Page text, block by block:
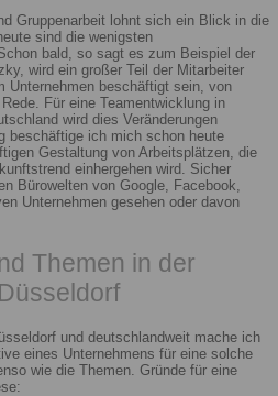
Gruppenarbeit lohnt sich ein Blick in die
sind die wenigsten
bald, so sagt es zum Beispiel der
wird ein großer Teil der Mitarbeiter
Unternehmen beschäftigt sein, von
Für eine Teamentwicklung in
wird dies Veränderungen
beschäftige ich mich schon heute
Gestaltung von Arbeitsplätzen, die
einhergehen wird. Sicher
Bürowelten von Google, Facebook,
Unternehmen gesehen oder davon
Themen in der
und deutschlandweit mache ich
eines Unternehmens für eine solche
wie die Themen. Gründe für eine